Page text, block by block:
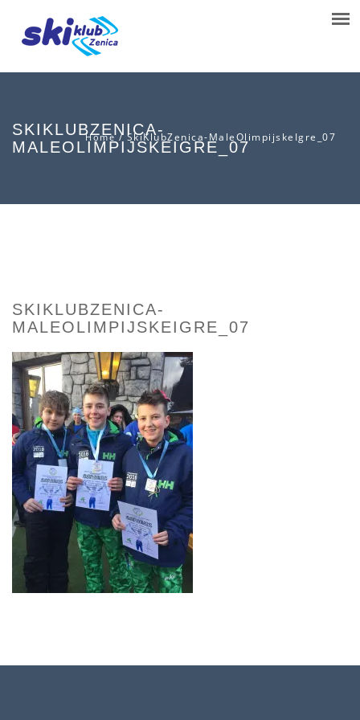
SKIKLUBZENICA-
MALEOLIMPIJSKEIGRE_07
Home / SkiKlubZenica-MaleOlimpijskeIgre_07
SKIKLUBZENICA-
MALEOLIMPIJSKEIGRE_07